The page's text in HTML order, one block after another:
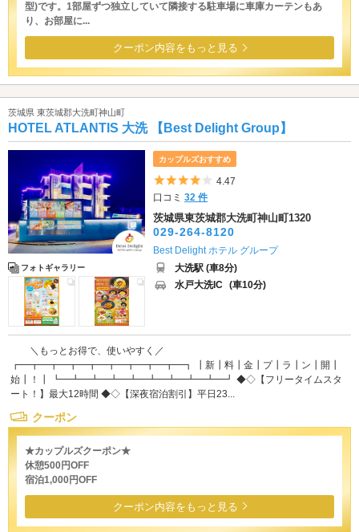
型)です。1部屋ずつ独立していて隣接する駐車場に車庫カーテンもあ
り、お部屋に...
クーポン内容をもっと見る
茨城県 東茨城郡大洗町神山町
HOTEL ATLANTIS 大洗 【Best Delight Group】
フォトギャラリー
カップルズおすすめ
5つ星のうち4
4.47
口コミ32 件
茨城県東茨城郡大洗町神山町1320
029-264-8120
Best Delight ホテル グループ
大洗駅 (車8分)
水戸大洗IC (車10分)
＼もっとお得で、使いやすく／
┏━┳━┳━┳━┳━┳━┳━┳━┳━┓ ┃新┃料┃金┃プ┃ラ┃ン┃開┃
始┃！┃ ┗━┻━┻━┻━┻━┻━┻━┻━┻━┛ ◆◇【フリータイムスタ
ート！】最大12時間 ◆◇【深夜宿泊割引】平日23...
クーポン
★カップルズクーポン★
休憩500円OFF
宿泊1,000円OFF
クーポン内容をもっと見る